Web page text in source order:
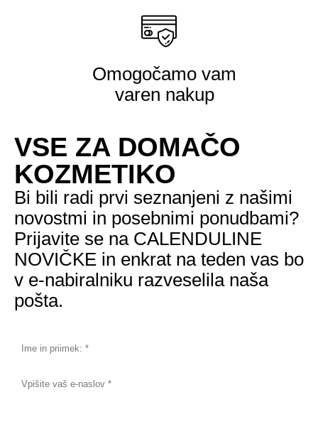
Omogočamo vam
varen nakup
VSE ZA DOMAČO
KOZMETIKO
Bi bili radi prvi seznanjeni z našimi
novostmi in posebnimi ponudbami?
Prijavite se na CALENDULINE
NOVIČKE in enkrat na teden vas bo
v e-nabiralniku razveselila naša
pošta.